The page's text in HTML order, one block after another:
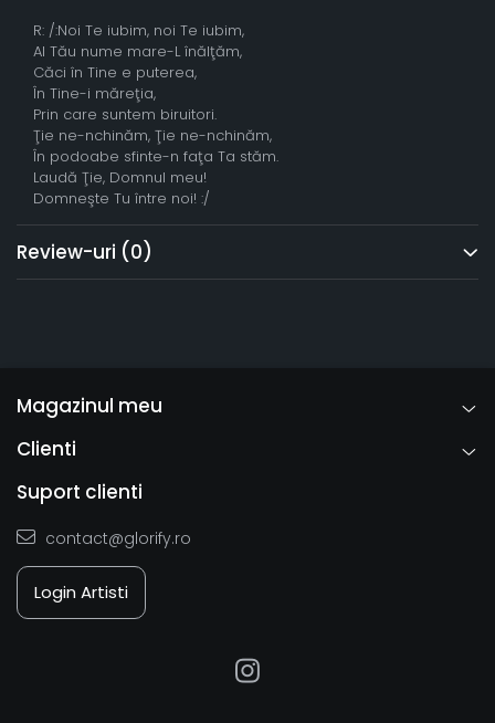
R: /:Noi Te iubim, noi Te iubim,
Al Tău nume mare-L înălţăm,
Căci în Tine e puterea,
În Tine-i măreţia,
Prin care suntem biruitori.
Ţie ne-nchinăm, Ţie ne-nchinăm,
În podoabe sfinte-n faţa Ta stăm.
Laudă Ţie, Domnul meu!
Domneşte Tu între noi! :/
Review-uri (0)
Magazinul meu
Clienti
Suport clienti
contact@glorify.ro
Login Artisti